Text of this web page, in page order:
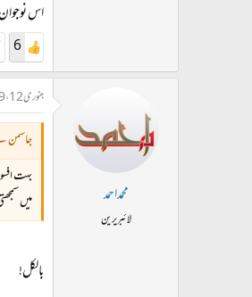
اس
6
محمداحمد
لائبریرین
جنوری 12، 2019
جاسمن
بہت
میں
بالکل!